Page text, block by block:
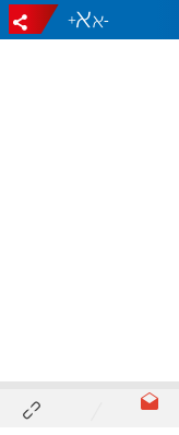
-
+